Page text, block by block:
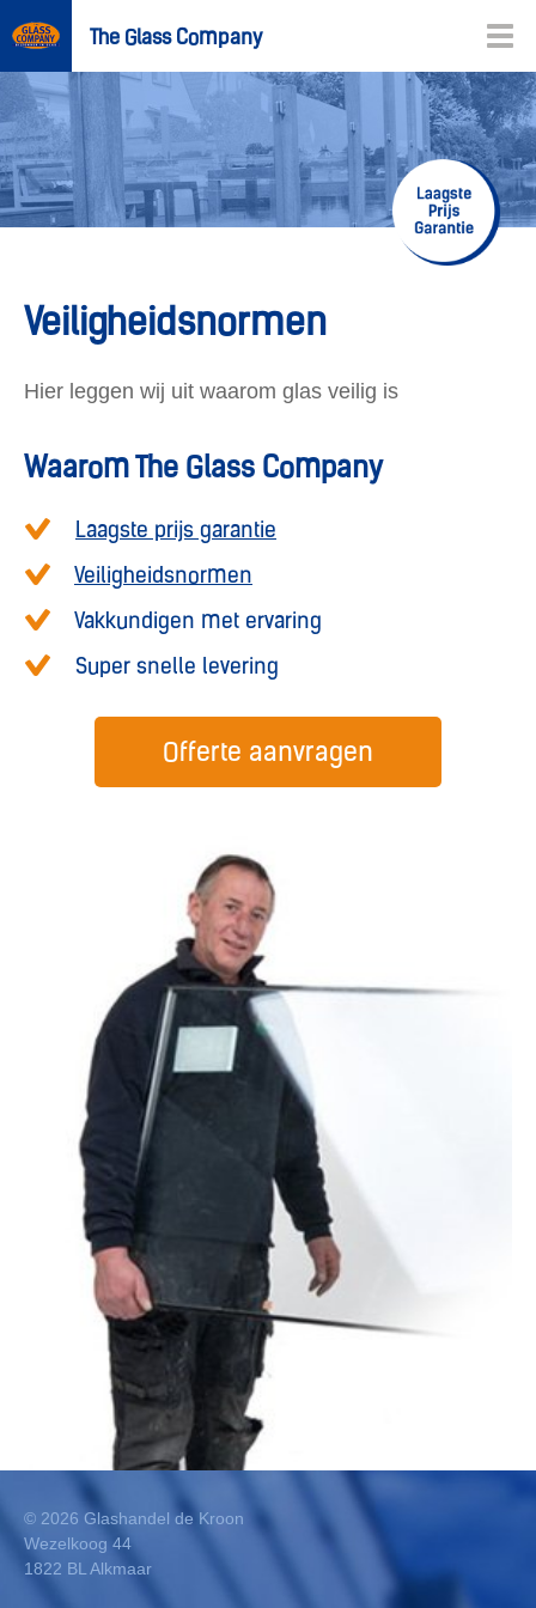
The Glass Company
Veiligheidsnormen
Hier leggen wij uit waarom glas veilig is
Waarom The Glass Company
Laagste prijs garantie
Veiligheidsnormen
Vakkundigen met ervaring
Super snelle levering
Offerte aanvragen
© 2026 Glashandel de Kroon
Wezelkoog 44
1822 BL Alkmaar